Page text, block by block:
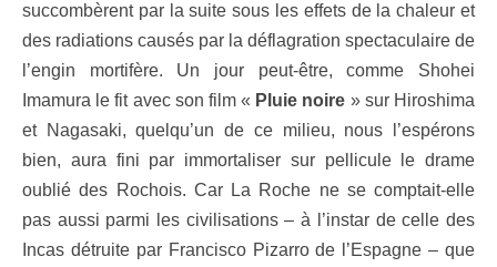
succombèrent par la suite sous les effets de la chaleur et
des radiations causés par la déflagration spectaculaire de
l’engin mortifère. Un jour peut-être, comme Shohei
Imamura le fit avec son film « Pluie noire » sur Hiroshima
et Nagasaki, quelqu’un de ce milieu, nous l’espérons
bien, aura fini par immortaliser sur pellicule le drame
oublié des Rochois. Car La Roche ne se comptait-elle
pas aussi parmi les civilisations – à l’instar de celle des
Incas détruite par Francisco Pizarro de l’Espagne – que